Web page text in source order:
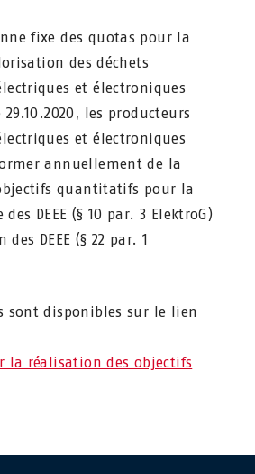
fixe des quotas pour la
des déchets
et électroniques
29.10.2020, les producteurs
et électroniques
annuellement de la
quantitatifs pour la
DEEE (§ 10 par. 3 ElektroG)
DEEE (§ 22 par. 1
sont disponibles sur le lien
la réalisation des objectifs